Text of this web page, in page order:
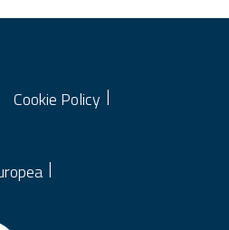
Cookie Policy